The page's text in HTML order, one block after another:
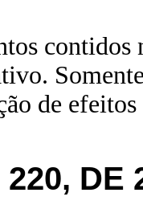
contidos
de
220, DE